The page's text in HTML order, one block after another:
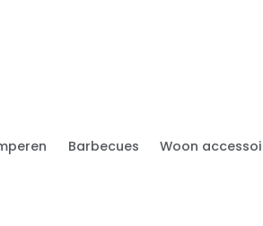
Barbecues Woon